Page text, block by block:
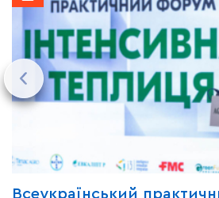
Всеукраїнський